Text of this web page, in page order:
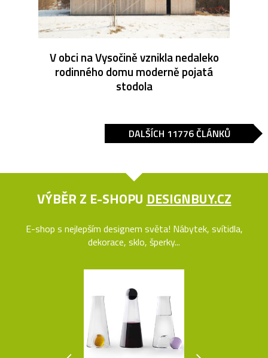
V obci na Vysočině vznikla nedaleko
rodinného domu moderně pojatá
stodola
DALŠÍCH 11776 ČLÁNKŮ
VÝBĚR Z E-SHOPU DESIGNBUY.CZ
E-shop s nejlepším designem světa! Nábytek, svítidla,
dekorace, sklo, šperky...